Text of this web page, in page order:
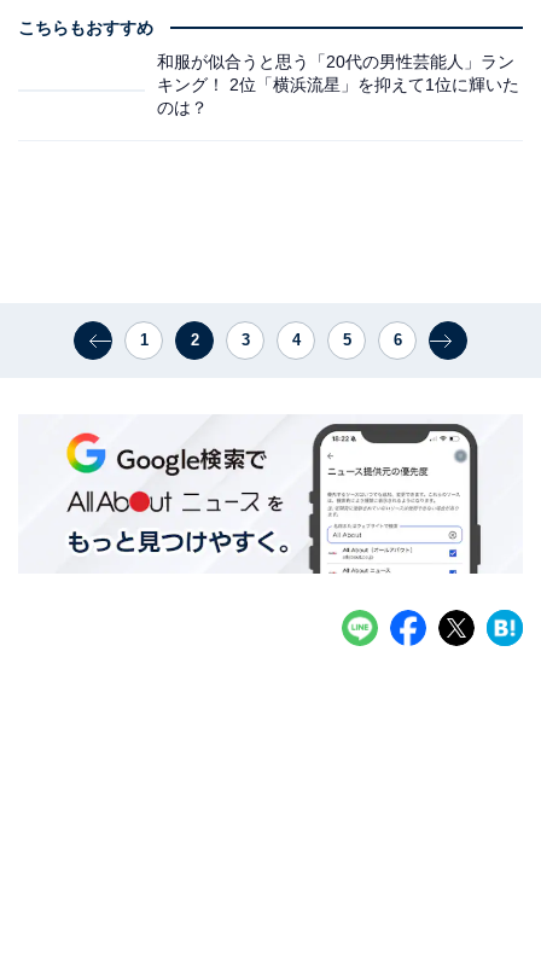
こちらもおすすめ
和服が似合うと思う「20代の男性芸能人」ラン
キング！ 2位「横浜流星」を抑えて1位に輝いた
のは？
1 2 3 4 5 6